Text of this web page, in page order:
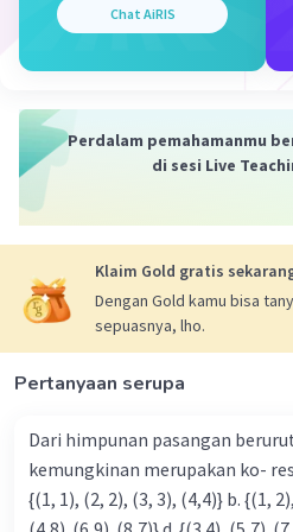
-(4.14)
f(4) = a.4 + b.4 -36
8a + 2b = 25
8a + 2b = 25 |x1
----------------------
2a + 2b = 20
8a + 2b = 25
------------------ -
a = 5/6
5/6 + b = 10
b = 10-5/6
Chat AiRIS
Perdalam pemahamanmu
di sesi Live
Klaim Gold gratis
Dengan Gold kamu bisa
sepuasnya, lho.
Pertanyaan serupa
Dari himpunan pasangan
kemungkinan merupakan ko- respondensi satu-satu? a.
{(1, 1), (2, 2), (3, 3), (4,4)} b. {(1, 2), (2, 3), (3, 4). (4,5)} c. {(2,7).